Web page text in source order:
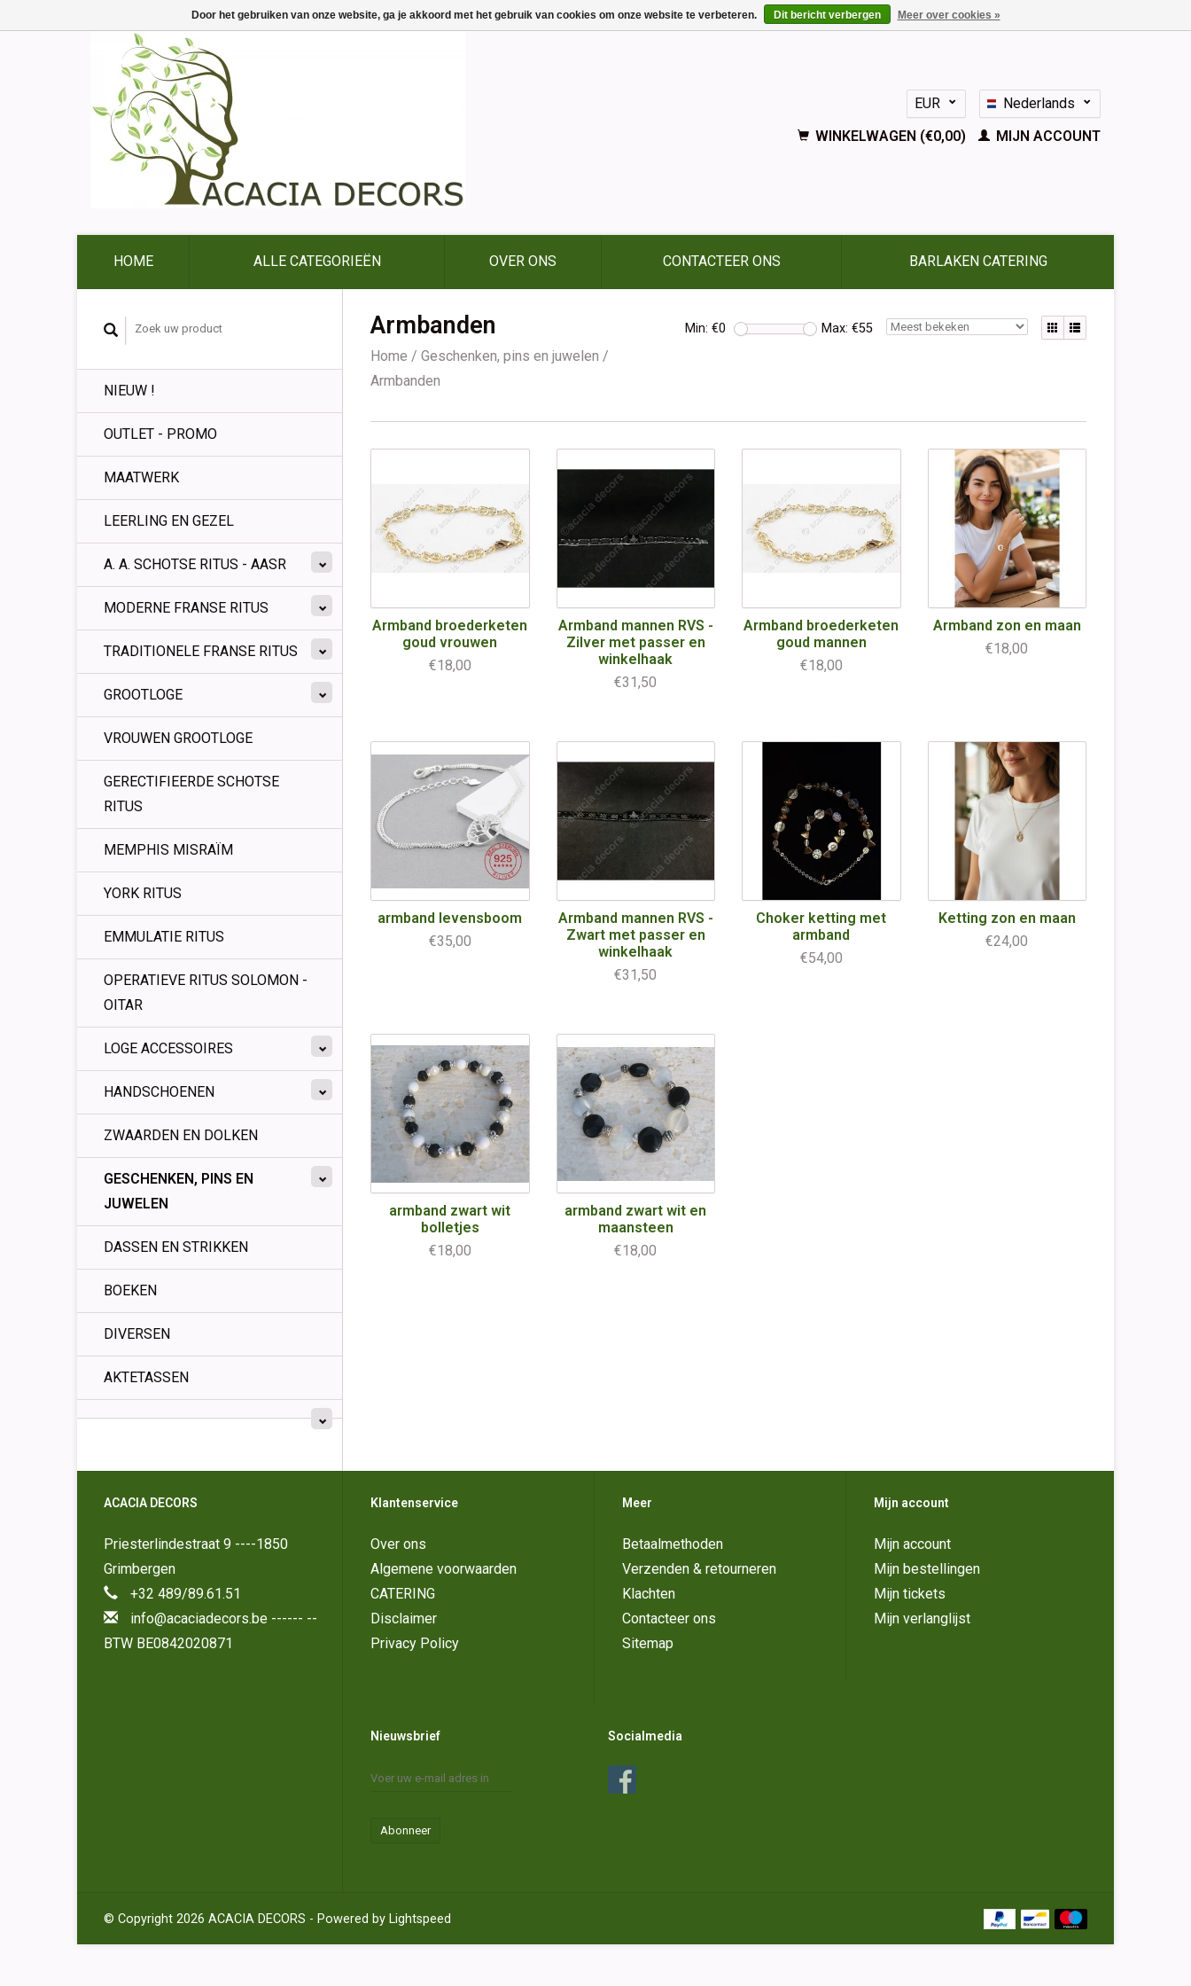
EUR
GBP
Nederlands
Deutsch
English
WINKELWAGEN (€0,00) MIJN ACCOUNT
HOME ALLE CATEGORIEËN OVER ONS CONTACTEER ONS BARLAKEN CATERING
NIEUW !
OUTLET - PROMO
MAATWERK
LEERLING EN GEZEL
A. A. SCHOTSE RITUS - AASR
MODERNE FRANSE RITUS
TRADITIONELE FRANSE RITUS
GROOTLOGE
VROUWEN GROOTLOGE
GERECTIFIEERDE SCHOTSE
RITUS
MEMPHIS MISRAÏM
YORK RITUS
EMMULATIE RITUS
OPERATIEVE RITUS SOLOMON -
OITAR
LOGE ACCESSOIRES
HANDSCHOENEN
ZWAARDEN EN DOLKEN
GESCHENKEN, PINS EN
JUWELEN
DASSEN EN STRIKKEN
BOEKEN
DIVERSEN
AKTETASSEN
Armbanden
Home / Geschenken, pins en juwelen /
Armbanden
Min: €0 Max: €55
Armband broederketen
goud vrouwen
€18,00
Armband mannen RVS -
Zilver met passer en
winkelhaak
€31,50
Armband broederketen
goud mannen
€18,00
Armband zon en maan
€18,00
armband levensboom
€35,00
Armband mannen RVS -
Zwart met passer en
winkelhaak
€31,50
Choker ketting met
armband
€54,00
Ketting zon en maan
€24,00
armband zwart wit
bolletjes
€18,00
armband zwart wit en
maansteen
€18,00
ACACIA DECORS
Priesterlindestraat 9 ----1850
Grimbergen
+32 489/89.61.51
info@acaciadecors.be ------ --
BTW BE0842020871
Klantenservice
Over ons
Algemene voorwaarden
CATERING
Disclaimer
Privacy Policy
Meer
Betaalmethoden
Verzenden & retourneren
Klachten
Contacteer ons
Sitemap
Mijn account
Mijn account
Mijn bestellingen
Mijn tickets
Mijn verlanglijst
Nieuwsbrief
Abonneer
Socialmedia
© Copyright 2026 ACACIA DECORS - Powered by Lightspeed
Door het gebruiken van onze website, ga je akkoord met het gebruik van cookies om onze website te verbeteren. Dit bericht verbergen Meer over cookies »